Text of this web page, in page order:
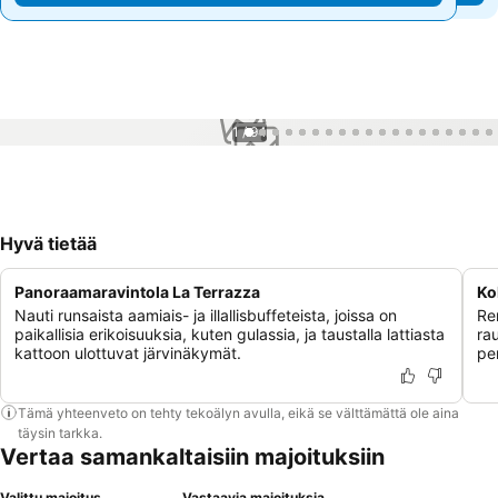
1 / 94
Hyvä tietää
Panoraamaravintola La Terrazza
Nauti runsaista aamiais- ja illallisbuffeteista, joissa on
paikallisia erikoisuuksia, kuten gulassia, ja taustalla lattiasta
kattoon ulottuvat järvinäkymät.
Tämä yhteenveto on tehty tekoälyn avulla, eikä se välttämättä ole aina
täysin tarkka.
Vertaa samankaltaisiin majoituksiin